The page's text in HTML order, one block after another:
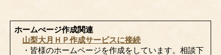
ホームぺージ作成関連
山梨大月ＨＰ作成サービスに接続
・皆様のホームページを作成をしています。相談下